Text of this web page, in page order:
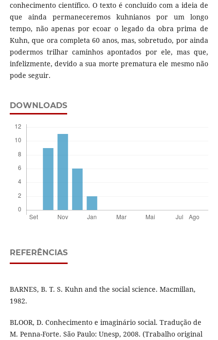
conhecimento científico. O texto é concluído com a ideia de
que ainda permaneceremos kuhnianos por um longo
tempo, não apenas por ecoar o legado da obra prima de
Kuhn, que ora completa 60 anos, mas, sobretudo, por ainda
podermos trilhar caminhos apontados por ele, mas que,
infelizmente, devido a sua morte prematura ele mesmo não
pode seguir.
DOWNLOADS
REFERÊNCIAS
BARNES, B. T. S. Kuhn and the social science. Macmillan,
1982.
BLOOR, D. Conhecimento e imaginário social. Tradução de
M. Penna-Forte. São Paulo: Unesp, 2008. (Trabalho original